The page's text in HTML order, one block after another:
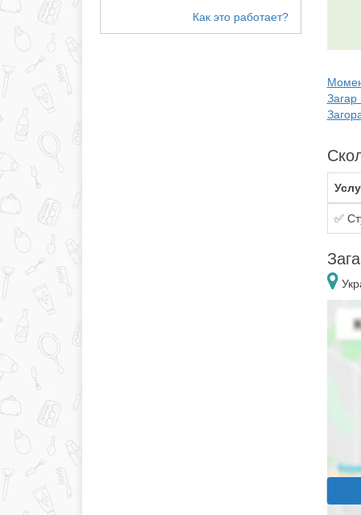
Загар
✅